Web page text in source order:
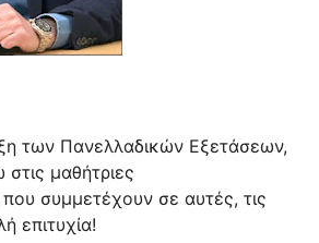
των Πανελλαδικών Εξετάσεων,
μαθήτριες
συμμετέχουν σε αυτές, τις
επιτυχία!